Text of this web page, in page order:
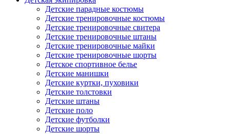
Детские парадные костюмы
Детские тренировочные костюмы
Детские тренировочные свитера
Детские тренировочные штаны
Детские тренировочные майки
Детские тренировочные шорты
Детское спортивное белье
Детские манишки
Детские куртки, пуховики
Детские толстовки
Детские штаны
Детские поло
Детские футболки
Детские шорты